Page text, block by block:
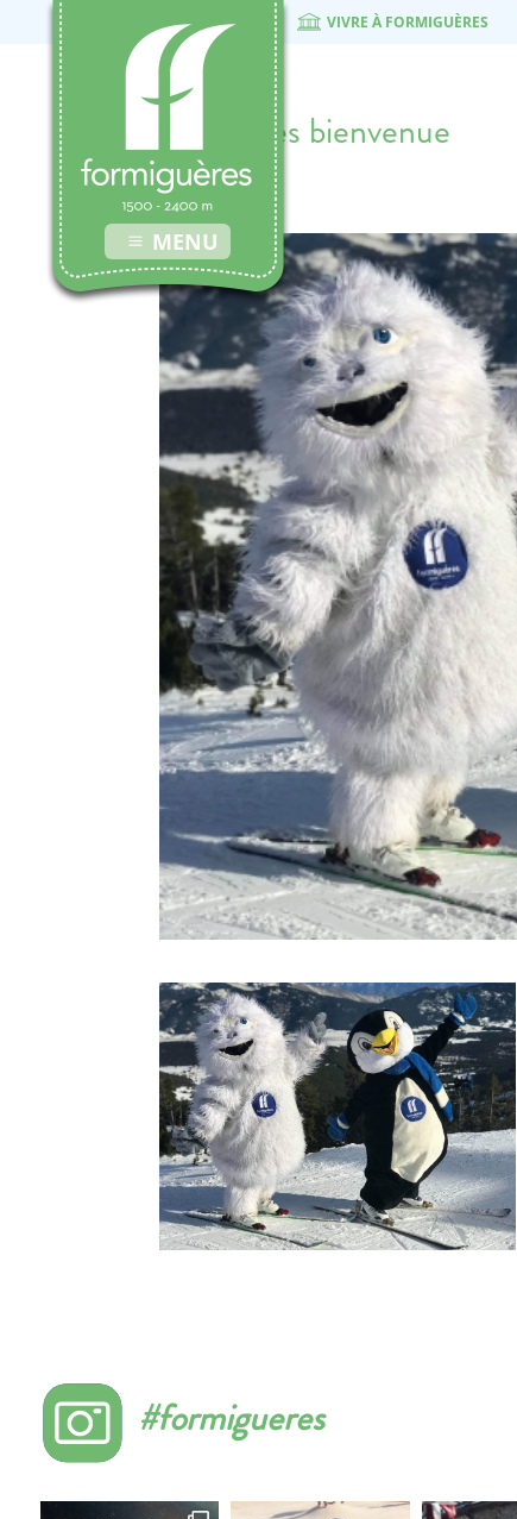
MENU
VIVRE À FORMIGUÈRES
mascottes bienvenue
7 février 2019
#formigueres